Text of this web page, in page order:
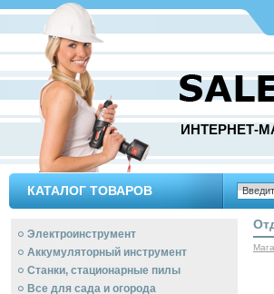
ИНТЕРНЕТ-
КАТАЛОГ ТОВАРОВ
Электроинструмент
Аккумуляторный инструмент
Станки, стационарные пилы
Все для сада и огорода